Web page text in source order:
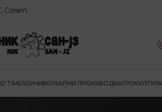
TIMERSУНИВЕРЗАЛНИ ПРОИЗВОДИАГРОКУЛТУРА